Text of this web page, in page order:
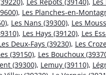
, Les Planches-en-
, Les Nans (39300), Les
, Les Hays (39120), Les
Deux-Fays (39230), Les
(39150), Les Bouchoux
(39300), Lemuy (39110),